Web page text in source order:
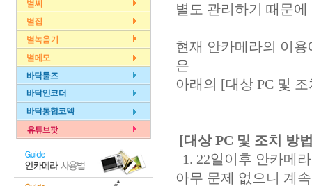
별도 관리하기 때문
현재 안카메라의 이
은
아래의 [대상 PC 및
[대상 PC 및 조치 방
1. 22일이후 안카메
아무 문제 없으니 계